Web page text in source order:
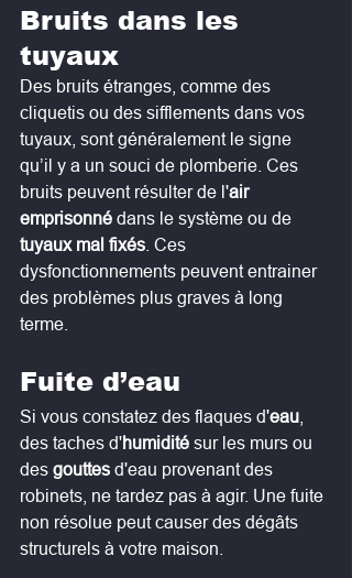
Bruits dans les
tuyaux
Des bruits étranges, comme des
cliquetis ou des sifflements dans vos
tuyaux, sont généralement le signe
qu’il y a un souci de plomberie. Ces
bruits peuvent résulter de l'air
emprisonné dans le système ou de
tuyaux mal fixés . Ces
dysfonctionnements peuvent entrainer
des problèmes plus graves à long
terme.
Fuite d’eau
Si vous constatez des flaques d'eau
des taches d'humidité sur les murs ou
des gouttes d'eau provenant des
robinets, ne tardez pas à agir. Une fuite
non résolue peut causer des dégâts
structurels à votre maison.